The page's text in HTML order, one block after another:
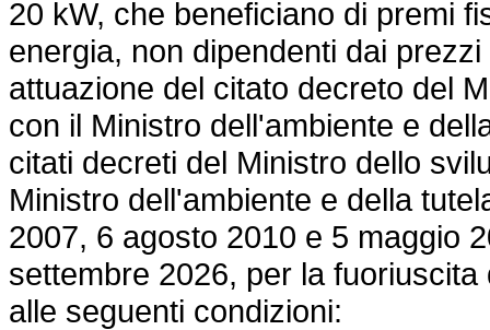
20 kW, che beneficiano di premi
energia, non dipendenti dai
attuazione del citato decreto del
con il Ministro dell'ambiente e
citati decreti del Ministro dello
Ministro dell'ambiente e della
2007, 6 agosto 2010 e 5 maggio
settembre 2026, per la
alle seguenti condizioni: